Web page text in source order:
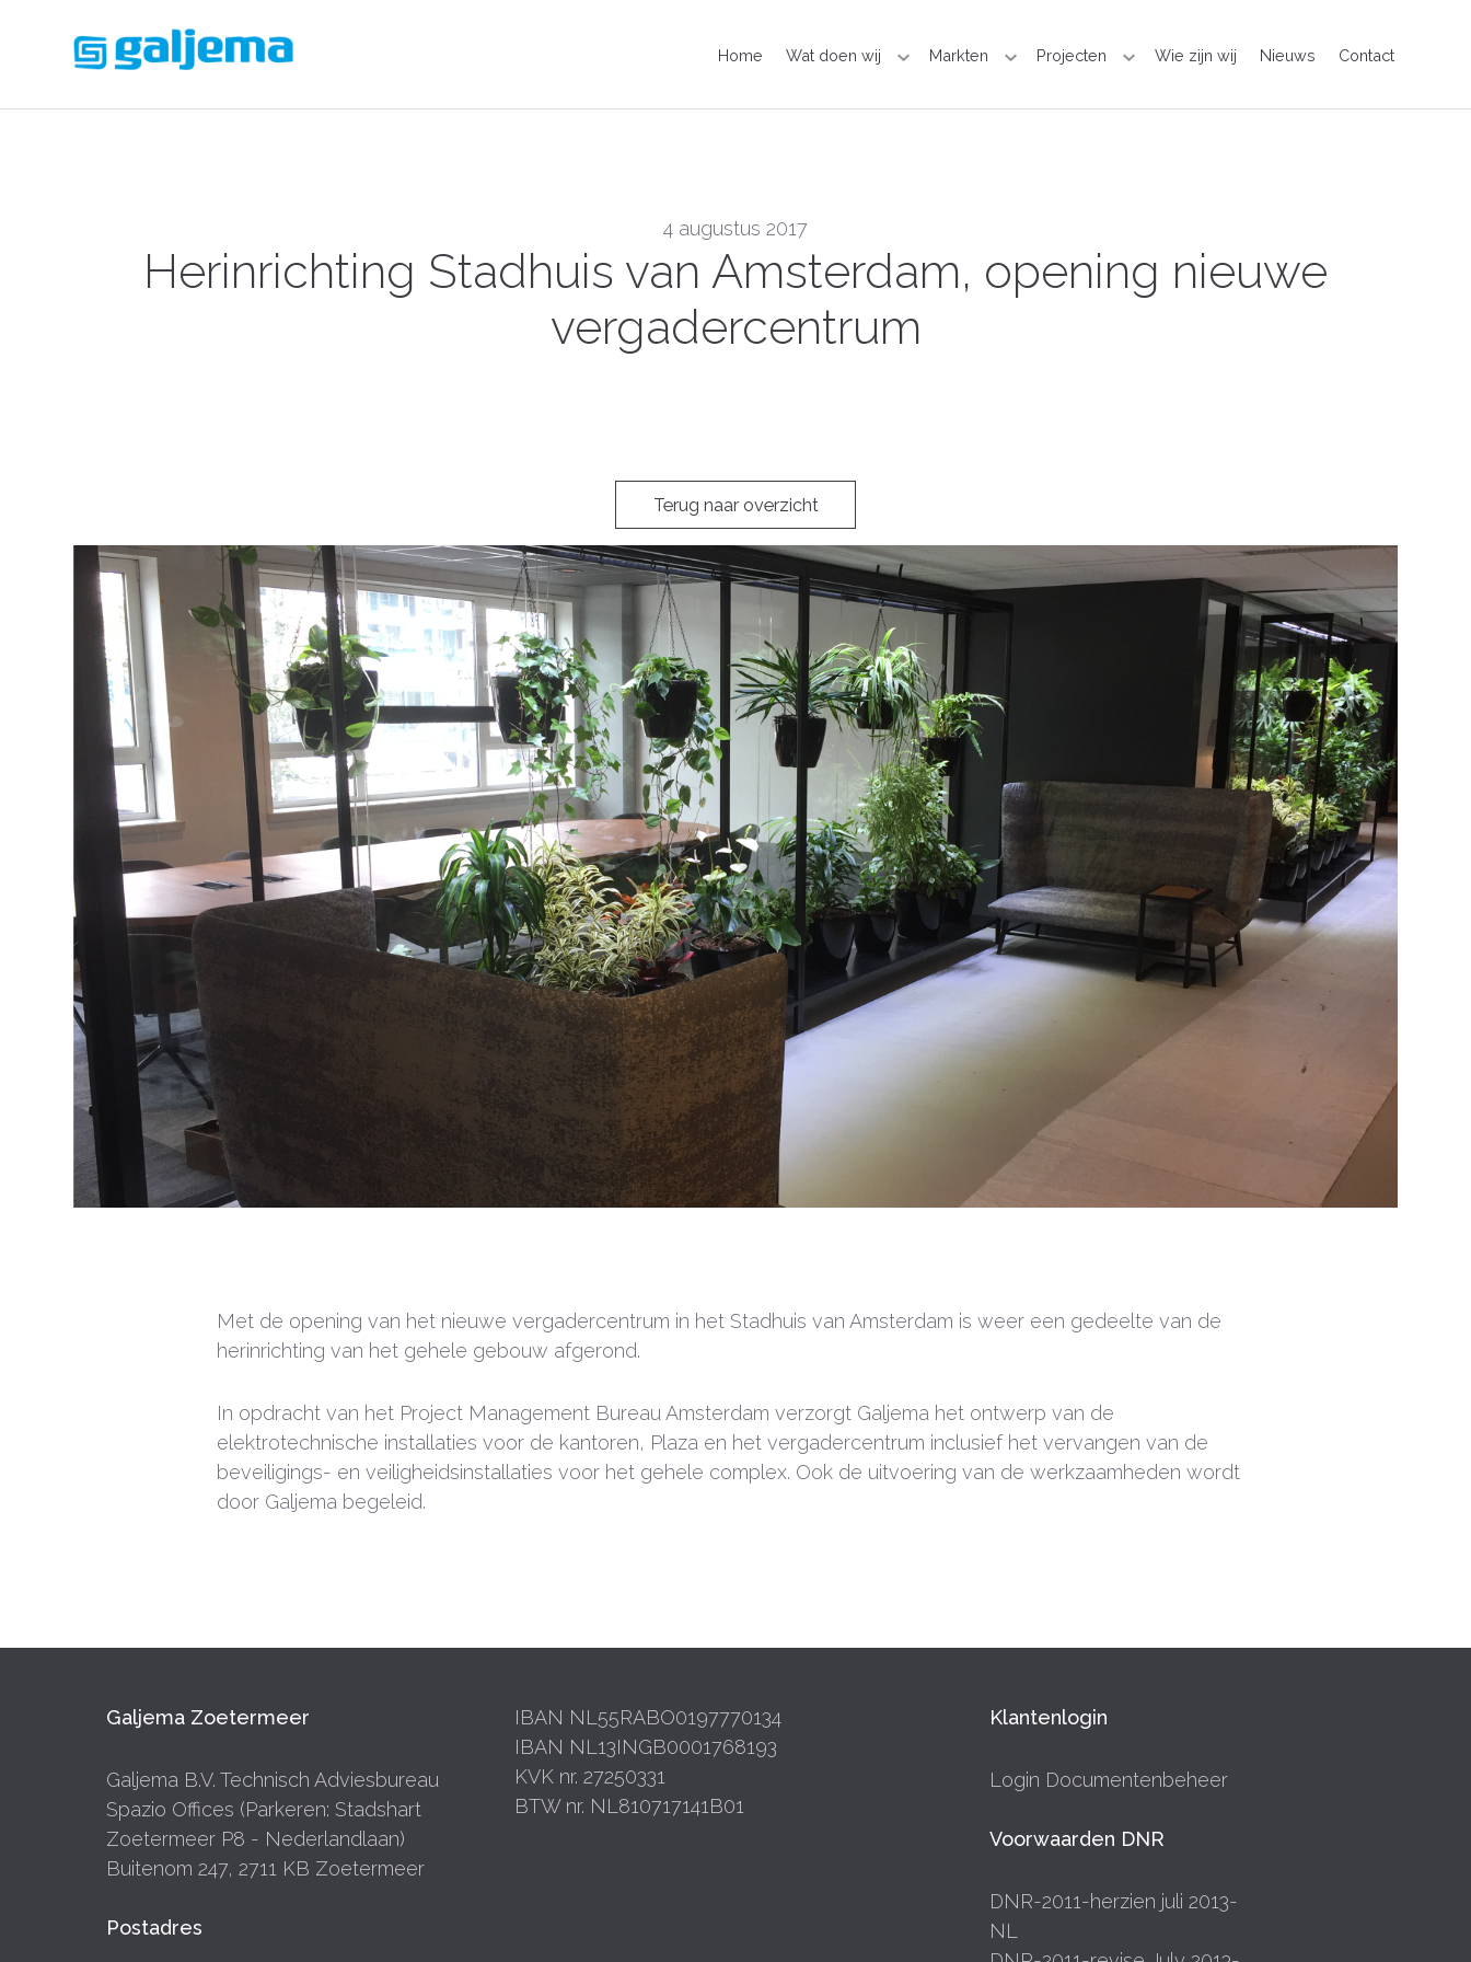
Home Wat doen wij Markten Projecten Wie zijn wij Nieuws Contact
4 augustus 2017
Herinrichting Stadhuis van Amsterdam, opening nieuwe
vergadercentrum
Terug naar overzicht
Met de opening van het nieuwe vergadercentrum in het Stadhuis van Amsterdam is weer een gedeelte van de
herinrichting van het gehele gebouw afgerond.
In opdracht van het Project Management Bureau Amsterdam verzorgt Galjema het ontwerp van de
elektrotechnische installaties voor de kantoren, Plaza en het vergadercentrum inclusief het vervangen van de
beveiligings- en veiligheidsinstallaties voor het gehele complex. Ook de uitvoering van de werkzaamheden wordt
door Galjema begeleid.
Galjema Zoetermeer
Galjema B.V. Technisch Adviesbureau
Spazio Offices (Parkeren: Stadshart
Zoetermeer P8 - Nederlandlaan)
Buitenom 247, 2711 KB Zoetermeer
Postadres
IBAN NL55RABO0197770134
IBAN NL13INGB0001768193
KVK nr. 27250331
BTW nr. NL810717141B01
Klantenlogin
Login Documentenbeheer
Voorwaarden DNR
DNR-2011-herzien juli 2013-
NL